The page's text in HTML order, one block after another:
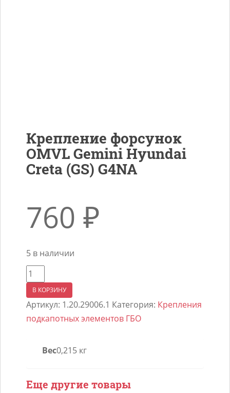
Крепление форсунок
OMVL Gemini Hyundai
Creta (GS) G4NA
760 ₽
5 в наличии
Количество
товара
Крепление
форсунок
Hyundai
(GS)
В КОРЗИНУ
Артикул: 1.20.29006.1 Категория: Крепления
подкапотных элементов ГБО
Вес0,215 кг
Еще другие товары